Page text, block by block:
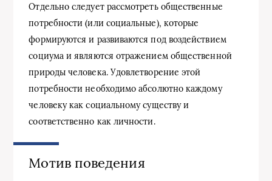
Отдельно следует рассмотреть общественные
потребности (или социальные), которые
формируются и развиваются под воздействием
социума и являются отражением общественной
природы человека. Удовлетворение этой
потребности необходимо абсолютно каждому
человеку как социальному существу и
соответственно как личности.
Мотив поведения